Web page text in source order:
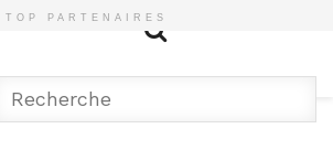
TOP PARTENAIRES